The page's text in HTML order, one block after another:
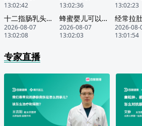
13:02:42
13:02:36
13:02:23
十二指肠乳头增大是怎么回事
2026-08-07
13:02:08
蜂蜜婴儿可以吃吗
2026-08-07
13:02:03
2026-08-
13:01:54
专家直播